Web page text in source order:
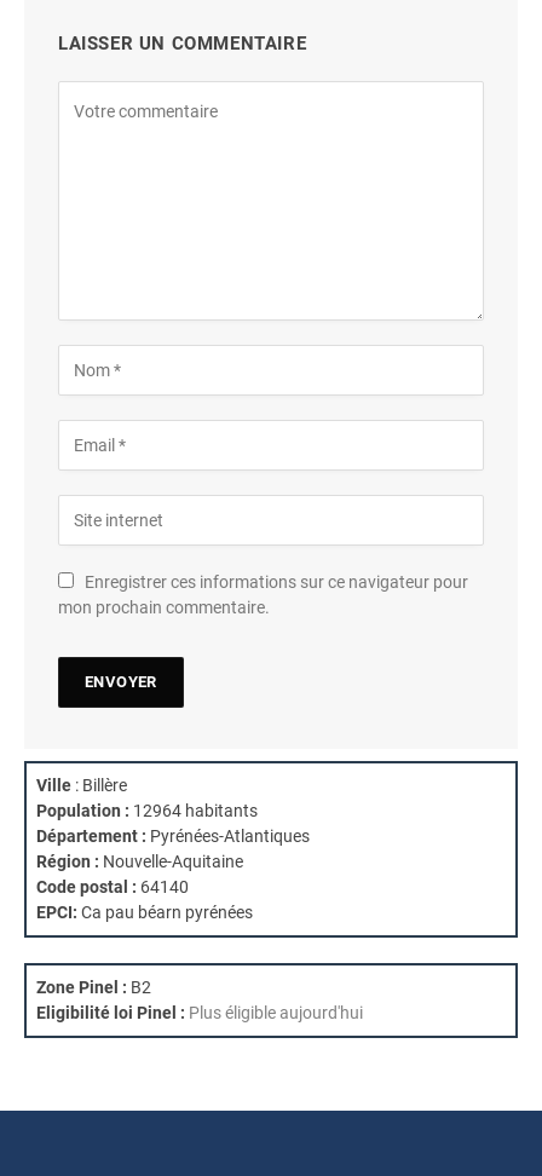
LAISSER UN COMMENTAIRE
Enregistrer ces informations sur ce navigateur pour
mon prochain commentaire.
Ville : Billère
Population : 12964 habitants
Département : Pyrénées-Atlantiques
Région : Nouvelle-Aquitaine
Code postal : 64140
EPCI: Ca pau béarn pyrénées
Zone Pinel : B2
Eligibilité loi Pinel : Plus éligible aujourd'hui